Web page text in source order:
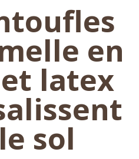
en
latex
sol